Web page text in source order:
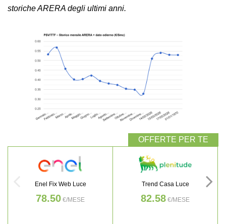
storiche ARERA degli ultimi anni.
Enel Fix Web Luce
78.50 €/MESE
Trend Casa Luce
82.58 €/MESE